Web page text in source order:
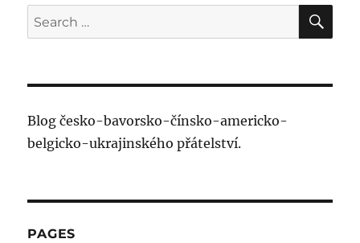
Search
for:
Blog česko-bavorsko-čínsko-americko-
belgicko-ukrajinského přátelství.
PAGES